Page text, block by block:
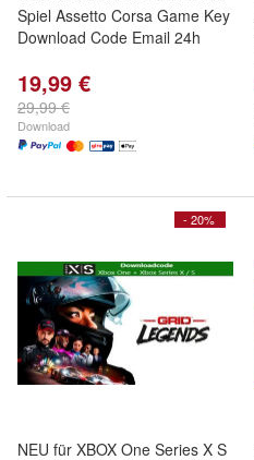
Spiel Assetto Corsa Game Key
Download Code Email 24h
19,99 €
29,99 €
Download
- 20%
NEU für XBOX One Series X S